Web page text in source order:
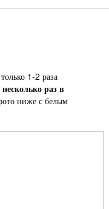
1-2 раза
раз в
ниже с белым